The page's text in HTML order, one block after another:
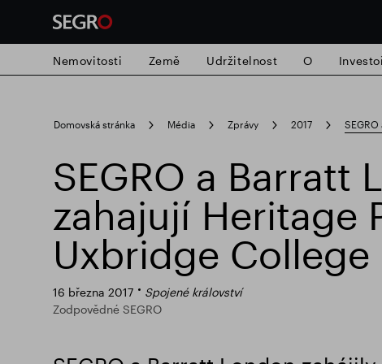
search
for
Populární vyhledávání
Zodpovědné SEGRO Slough obchodní
Nemovitosti Země Udržitelnost O
Domovská stránka Média Zprávy 2017
SEGRO a Barratt
zahajují Heritage
Uxbridge College
16 března 2017
Spojené království
Zodpovědné SEGRO